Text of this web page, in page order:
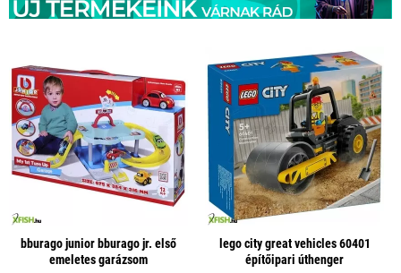
bburago junior bburago jr. első
emeletes garázsom
lego city great vehicles 60401
építőipari úthenger